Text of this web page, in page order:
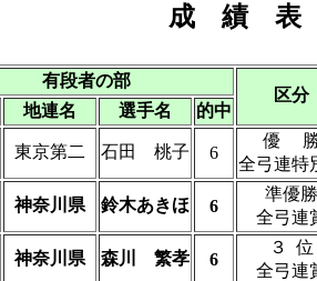
成 績 表
有段者の部
区分
地連名 選手名 的中
東京第二 石田 桃子 6
優
全弓連特
神奈川県 鈴木あきほ 6
準優勝
全弓連
神奈川県 森川 繁孝 6
３ 位
全弓連